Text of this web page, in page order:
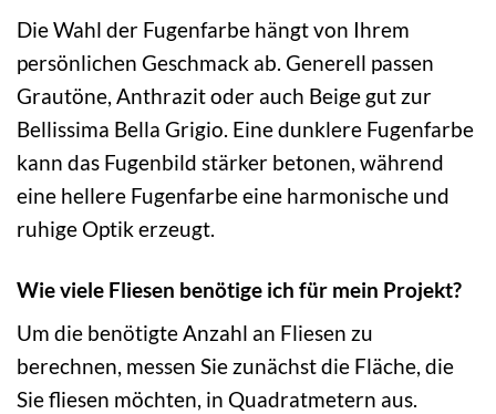
Die Wahl der Fugenfarbe hängt von Ihrem
persönlichen Geschmack ab. Generell passen
Grautöne, Anthrazit oder auch Beige gut zur
Bellissima Bella Grigio. Eine dunklere Fugenfarbe
kann das Fugenbild stärker betonen, während
eine hellere Fugenfarbe eine harmonische und
ruhige Optik erzeugt.
Wie viele Fliesen benötige ich für mein Projekt?
Um die benötigte Anzahl an Fliesen zu
berechnen, messen Sie zunächst die Fläche, die
Sie fliesen möchten, in Quadratmetern aus.